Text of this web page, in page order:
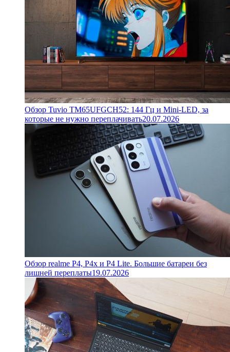
Обзор Tuvio TM65UFGCH52: 144 Гц и Mini-LED, за
которые не нужно переплачивать20.07.2026
Обзор realme P4, P4x и P4 Lite. Большие батареи без
лишней переплаты19.07.2026